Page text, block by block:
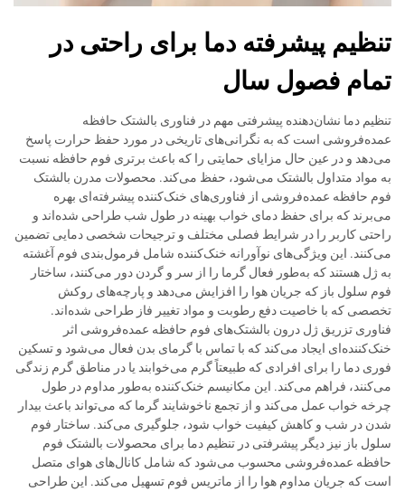
تنظیم پیشرفته دما برای راحتی در
تمام فصول سال
تنظیم دما نشان‌دهنده پیشرفتی مهم در فناوری بالشتک حافظه
عمده‌فروشی است که به نگرانی‌های تاریخی در مورد حفظ حرارت پاسخ
می‌دهد و در عین حال مزایای حمایتی را که باعث برتری فوم حافظه نسبت
به مواد متداول بالشتک می‌شود، حفظ می‌کند. محصولات مدرن بالشتک
فوم حافظه عمده‌فروشی از فناوری‌های خنک‌کننده پیشرفته‌ای بهره
می‌برند که برای حفظ دمای خواب بهینه در طول شب طراحی شده‌اند و
راحتی کاربر را در شرایط فصلی مختلف و ترجیحات شخصی دمایی تضمین
می‌کنند. این ویژگی‌های نوآورانه خنک‌کننده شامل فرمول‌بندی فوم آغشته
به ژل هستند که به‌طور فعال گرما را از سر و گردن دور می‌کنند، ساختار
فوم سلول باز که جریان هوا را افزایش می‌دهد و پارچه‌های روکش
تخصصی که با خاصیت دفع رطوبت و مواد تغییر فاز طراحی شده‌اند.
فناوری تزریق ژل درون بالشتک‌های فوم حافظه عمده‌فروشی اثر
خنک‌کننده‌ای ایجاد می‌کند که با تماس با گرمای بدن فعال می‌شود و تسکین
فوری دما را برای افرادی که طبیعتاً گرم می‌خوابند یا در مناطق گرم زندگی
می‌کنند، فراهم می‌کند. این مکانیسم خنک‌کننده به‌طور مداوم در طول
چرخه خواب عمل می‌کند و از تجمع ناخوشایند گرما که می‌تواند باعث بیدار
شدن در شب و کاهش کیفیت خواب شود، جلوگیری می‌کند. ساختار فوم
سلول باز نیز دیگر پیشرفتی در تنظیم دما برای محصولات بالشتک فوم
حافظه عمده‌فروشی محسوب می‌شود که شامل کانال‌های هوای متصل
است که جریان مداوم هوا را از ماتریس فوم تسهیل می‌کند. این طراحی